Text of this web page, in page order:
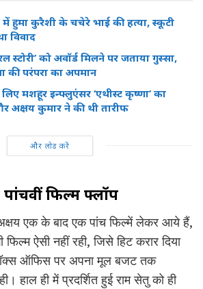
में हुमा कुरैशी के चचेरे भाई की हत्या, स्कूटी
विवाद
स्टोरी’ को अवॉर्ड मिलने पर जताया गुस्सा,
की परंपरा का अपमान
मशहूर इन्फ्लुएंसर ‘एथीस्ट कृष्णा’ का
अक्षय कुमार ने की थी तारीफ
और लोड करें
पांचवीं फिल्म फ्लॉप
एक के बाद एक पांच फिल्में लेकर आये हैं,
ऐसी नहीं रही, जिसे हिट करार दिया
ऑफिस पर अपना मूल बजट तक
हाल ही में प्रदर्शित हुई राम सेतु को ही